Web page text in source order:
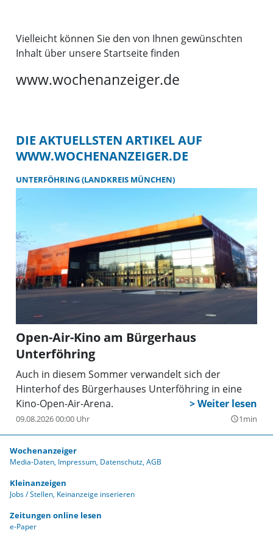
Vielleicht können Sie den von Ihnen gewünschten
Inhalt über unsere Startseite finden
www.wochenanzeiger.de
DIE AKTUELLSTEN ARTIKEL AUF
WWW.WOCHENANZEIGER.DE
UNTERFÖHRING (LANDKREIS MÜNCHEN)
Open-Air-Kino am Bürgerhaus
Unterföhring
Auch in diesem Sommer verwandelt sich der
Hinterhof des Bürgerhauses Unterföhring in eine
Kino-Open-Air-Arena.
09.08.2026 00:00 Uhr query_builder1min
Wochenanzeiger
Media-Daten Impressum Datenschutz AGB
Kleinanzeigen
Jobs / Stellen Keinanzeige inserieren
Zeitungen online lesen
e-Paper